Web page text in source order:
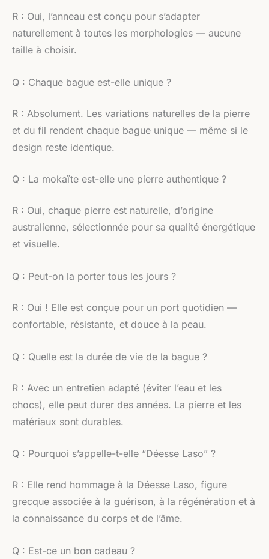
R : Oui, l’anneau est conçu pour s’adapter
naturellement à toutes les morphologies — aucune
taille à choisir.
Q : Chaque bague est-elle unique ?
R : Absolument. Les variations naturelles de la pierre
et du fil rendent chaque bague unique — même si le
design reste identique.
Q : La mokaïte est-elle une pierre authentique ?
R : Oui, chaque pierre est naturelle, d’origine
australienne, sélectionnée pour sa qualité énergétique
et visuelle.
Q : Peut-on la porter tous les jours ?
R : Oui ! Elle est conçue pour un port quotidien —
confortable, résistante, et douce à la peau.
Q : Quelle est la durée de vie de la bague ?
R : Avec un entretien adapté (éviter l’eau et les
chocs), elle peut durer des années. La pierre et les
matériaux sont durables.
Q : Pourquoi s’appelle-t-elle “Déesse Laso” ?
R : Elle rend hommage à la Déesse Laso, figure
grecque associée à la guérison, à la régénération et à
la connaissance du corps et de l’âme.
Q : Est-ce un bon cadeau ?